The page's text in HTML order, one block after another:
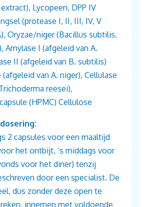
Lycopeen, DPP IV
(protease I, II, III, IV, V
Oryzae/niger (Bacillus subtilis,
Amylase I (afgeleid van A.
II (afgeleid van B. subtilis)
(afgeleid van A. niger), Cellulase
reesei),
(HPMC) Cellulose
2 capsules voor een maaltijd
het ontbijt, ’s middags voor
voor het diner) tenzij
door een specialist. De
dus zonder deze open te
innemen met voldoende